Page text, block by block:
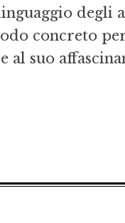
degli
concreto
al suo